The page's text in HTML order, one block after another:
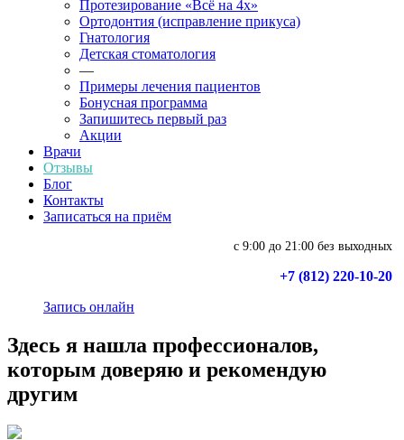
Протезирование «Всё на 4х»
Ортодонтия (исправление прикуса)
Гнатология
Детская стоматология
—
Примеры лечения пациентов
Бонусная программа
Запишитесь первый раз
Акции
Врачи
Отзывы
Блог
Контакты
Записаться на приём
с 9:00 до 21:00 без выходных
+7 (812) 220-10-20
Запись онлайн
Здесь я нашла профессионалов,
которым доверяю и рекомендую
другим